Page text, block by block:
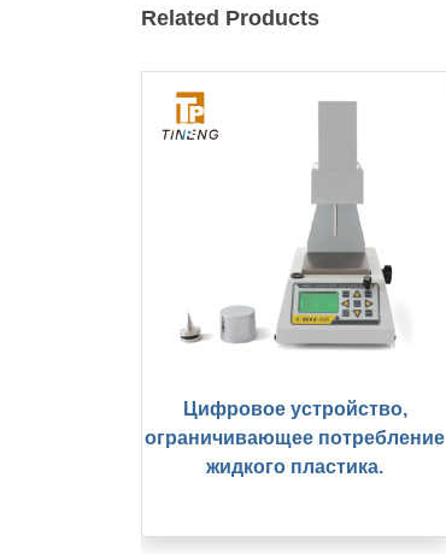
Related Products
Цифровое устройство,
ограничивающее потребление
жидкого пластика.